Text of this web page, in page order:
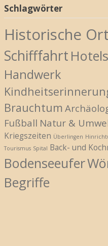
Schlagwörter
Historische
Schifffahrt Hotels
Handwerk
Brauchtum
Fußball Natur &
Kriegszeiten Überlingen
Tourismus Spital Back- und
Bodenseeufer
Begriffe